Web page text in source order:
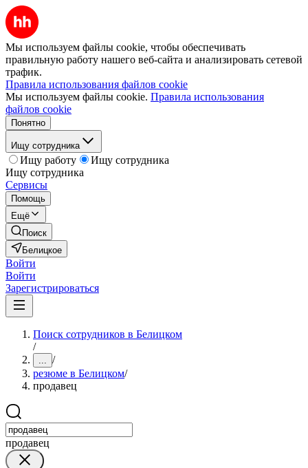
Мы используем файлы cookie, чтобы обеспечивать
правильную работу нашего веб-сайта и анализировать сетевой
трафик.
Правила использования файлов cookie
Мы используем файлы cookie. Правила использования
файлов cookie
Понятно
Ищу сотрудника
Ищу работу
Ищу сотрудника
Ищу сотрудника
Сервисы
Помощь
Ещё
Поиск
Белицкое
Войти
Войти
Зарегистрироваться
Поиск сотрудников в Белицком
/
... /
резюме в Белицком/
продавец
продавец